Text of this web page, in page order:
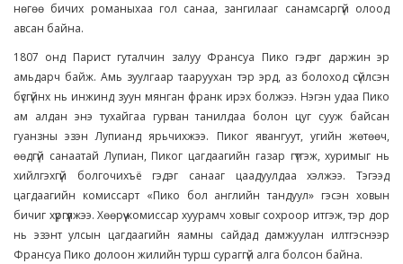
нөгөө бичих романыхаа гол санаа, зангилааг санамсаргүй олоод
авсан байна.
1807 онд Парист гуталчин залуу Франсуа Пико гэдэг даржин эр
амьдарч байж. Амь зуулгаар тааруухан тэр эрд, аз болоход сүйлсэн
бүсгүйнх нь инжинд зуун мянган франк ирэх болжээ. Нэгэн удаа Пико
ам алдан энэ тухайгаа гурван танилдаа болон цуг сууж байсан
гуанзны эзэн Лупианд ярьчихжээ. Пиког явангуут, угийн жөтөөч,
өөдгүй санаатай Лупиан, Пиког цагдаагийн газар гүтгэж, хуримыг нь
хийлгэхгүй болгочихъё гэдэг санааг цаадуулдаа хэлжээ. Тэгээд
цагдаагийн комиссарт «Пико бол английн тандуул» гэсэн ховын
бичиг хүргүүлжээ. Хөөрүү комиссар хуурамч ховыг сохроор итгэж, тэр дор
нь эзэнт улсын цагдаагийн яамны сайдад дамжуулан илтгэснээр
Франсуа Пико долоон жилийн турш сураггүй алга болсон байна.